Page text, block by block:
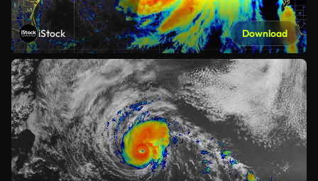
iStock Download